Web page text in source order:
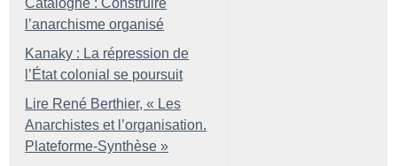
Catalogne : Construire
l’anarchisme organisé
Kanaky : La répression de
l’État colonial se poursuit
Lire René Berthier, « Les
Anarchistes et l’organisation.
Plateforme-Synthèse »